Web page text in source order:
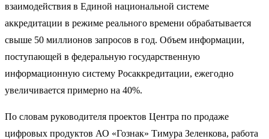
взаимодействия в Единой национальной системе
аккредитации в режиме реального времени обрабатывается
свыше 50 миллионов запросов в год. Объем информации,
поступающей в федеральную государственную
информационную систему Росаккредитации, ежегодно
увеличивается примерно на 40%.
По словам руководителя проектов Центра по продаже
цифровых продуктов АО «Гознак» Тимура Зеленкова, работа